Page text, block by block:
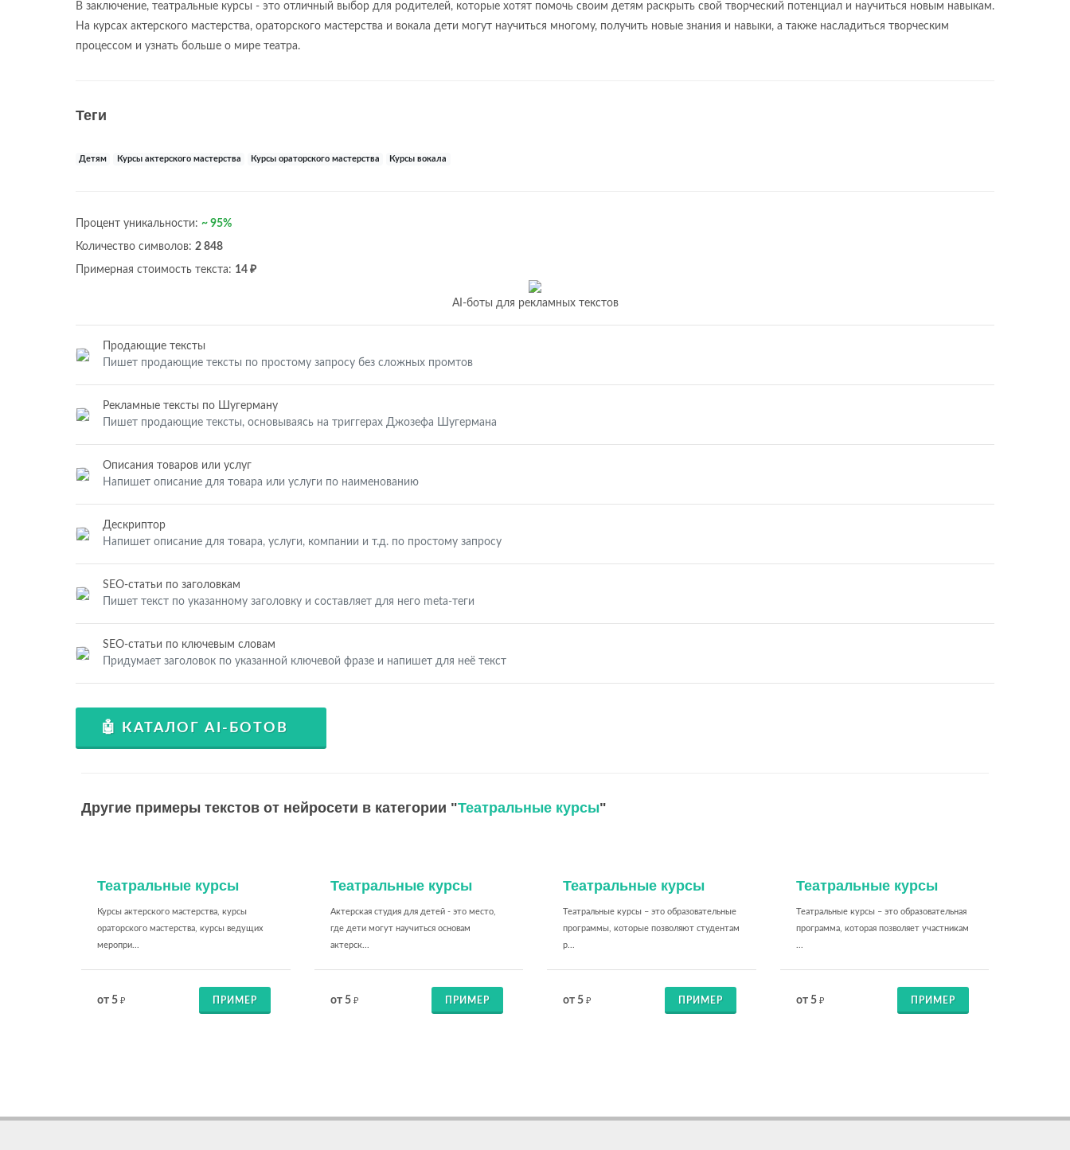
В заключение, театральные курсы - это отличный выбор для родителей, которые хотят помочь своим детям раскрыть свой творческий потенциал и научиться новым навыкам.
На курсах актерского мастерства, ораторского мастерства и вокала дети могут научиться многому, получить новые знания и навыки, а также насладиться творческим
процессом и узнать больше о мире театра.
Теги
Детям Курсы актерского мастерства Курсы ораторского мастерства Курсы вокала
Процент уникальности: ~ 95%
Количество символов: 2 848
Примерная стоимость текста: 14 ₽
AI-боты для рекламных текстов
Продающие тексты
Пишет продающие тексты по простому запросу без сложных промтов
Рекламные тексты по Шугерману
Пишет продающие тексты, основываясь на триггерах Джозефа Шугермана
Описания товаров или услуг
Напишет описание для товара или услуги по наименованию
Дескриптор
Напишет описание для товара, услуги, компании и т.д. по простому запросу
SEO-статьи по заголовкам
Пишет текст по указанному заголовку и составляет для него meta-теги
SEO-статьи по ключевым словам
Придумает заголовок по указанной ключевой фразе и напишет для неё текст
🤖 КАТАЛОГ AI-БОТОВ
Другие примеры текстов от нейросети в категории "Театральные курсы"
Театральные курсы
Курсы актерского мастерства, курсы
ораторского мастерства, курсы ведущих
меропри...
от 5 ₽ ПРИМЕР
Театральные курсы
Актерская студия для детей - это место,
где дети могут научиться основам
актерск...
от 5 ₽ ПРИМЕР
Театральные курсы
Театральные курсы – это образовательные
программы, которые позволяют студентам
р...
от 5 ₽ ПРИМЕР
Театральные курсы
Театральные курсы – это образовательная
программа, которая позволяет участникам
от 5 ₽ ПРИМЕР